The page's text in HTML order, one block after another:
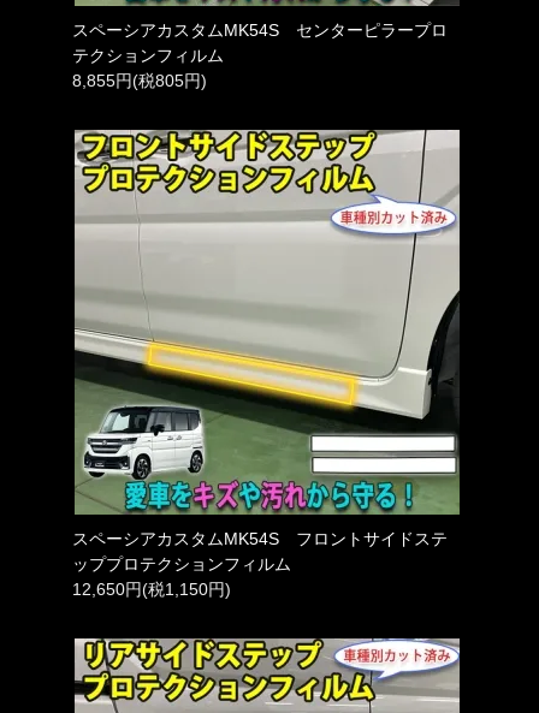
スペーシアカスタムMK54S センターピラープロ
テクションフィルム
8,855円(税805円)
スペーシアカスタムMK54S フロントサイドステ
ッププロテクションフィルム
12,650円(税1,150円)